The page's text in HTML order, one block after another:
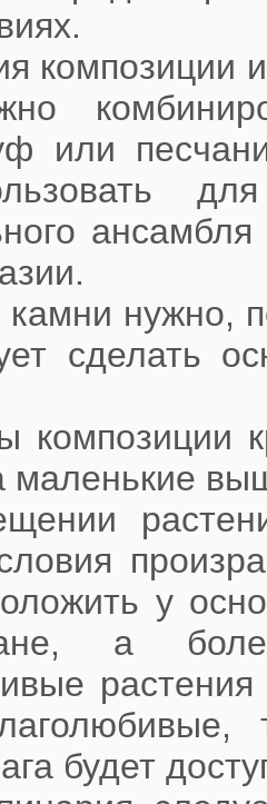
композиции
или
нужно,
сделать
композиции
маленькие
у
а
будет